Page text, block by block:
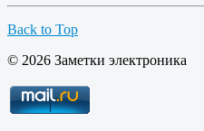
Back to Top
© 2026 Заметки электроника